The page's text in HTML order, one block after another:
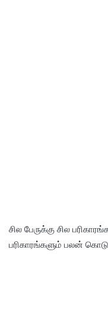
சில பேருக்கு சில
பரிகாரங்களும் பலன்